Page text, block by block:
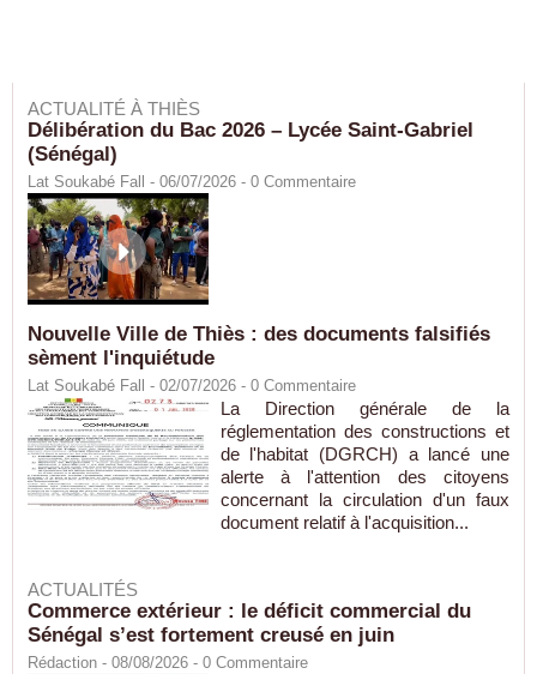
ACTUALITÉ À THIÈS
Délibération du Bac 2026 – Lycée Saint-Gabriel
(Sénégal)
Lat Soukabé Fall - 06/07/2026 - 0 Commentaire
Nouvelle Ville de Thiès : des documents falsifiés
sèment l'inquiétude
Lat Soukabé Fall - 02/07/2026 - 0 Commentaire
La Direction générale de la
réglementation des constructions et
de l'habitat (DGRCH) a lancé une
alerte à l'attention des citoyens
concernant la circulation d'un faux
document relatif à l'acquisition...
ACTUALITÉS
Commerce extérieur : le déficit commercial du
Sénégal s’est fortement creusé en juin
Rédaction - 08/08/2026 - 0 Commentaire